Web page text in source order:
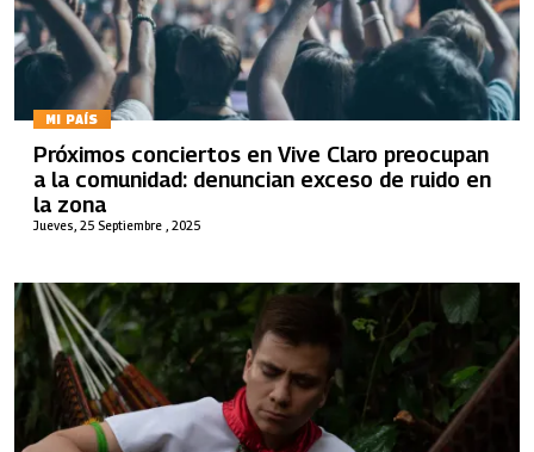
MI PAÍS
Jueves, 25 Septiembre , 2025
Próximos conciertos en Vive Claro preocupan
a la comunidad: denuncian exceso de ruido en
la zona